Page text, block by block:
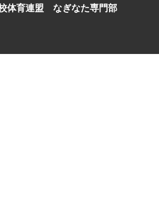
体育連盟 なぎなた専門部